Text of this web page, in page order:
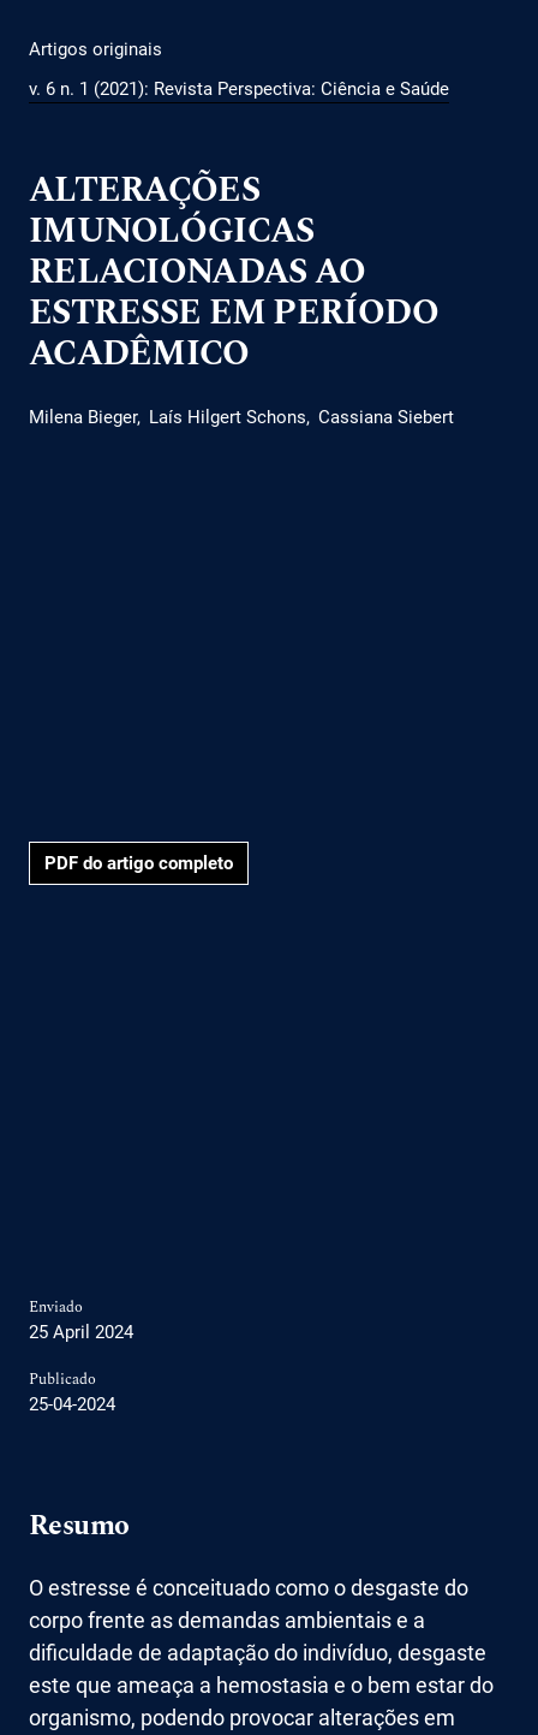
Artigos originais
v. 6 n. 1 (2021): Revista Perspectiva: Ciência e Saúde
ALTERAÇÕES
IMUNOLÓGICAS
RELACIONADAS AO
ESTRESSE EM PERÍODO
ACADÊMICO
Milena Bieger Laís Hilgert Schons Cassiana Siebert
PDF do artigo completo
Enviado
25 April 2024
Publicado
25-04-2024
Resumo
O estresse é conceituado como o desgaste do
corpo frente as demandas ambientais e a
dificuldade de adaptação do indivíduo, desgaste
este que ameaça a hemostasia e o bem estar do
organismo, podendo provocar alterações em